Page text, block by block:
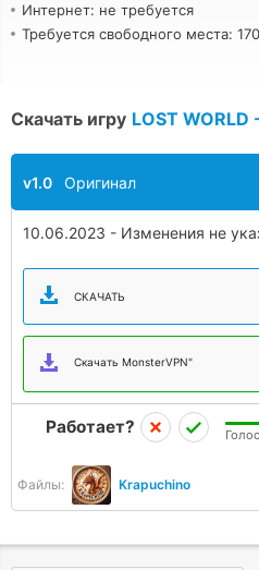
Интернет: не требуется
Требуется свободного места:
Скачать игру LOST WORLD
v1.0 Оригинал
10.06.2023 - Изменения не
СКАЧАТЬ
Скачать MonsterVPN"
Файлы: Krapuchino
Работает?